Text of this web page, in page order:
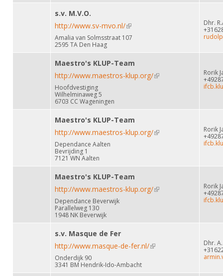
s.v. M.V.O.
http://www.sv-mvo.nl/(link is external)
Amalia van Solmsstraat 107
2595 TA Den Haag
Dhr.
Maestro's KLUP-Team
http://www.maestros-klup.org/(link is external)
Hoofdvestiging
Wilhelminaweg 5
6703 CC Wageningen
Rorik
Maestro's KLUP-Team
http://www.maestros-klup.org/(link is external)
Dependance Aalten
Bevrijding 1
7121 WN Aalten
Rorik
Maestro's KLUP-Team
http://www.maestros-klup.org/(link is external)
Dependance Beverwijk
Parallelweg 130
1948 NK Beverwijk
Rorik
s.v. Masque de Fer
http://www.masque-de-fer.nl/(link is external)
Onderdijk 90
3341 BM Hendrik-Ido-Ambacht
Dhr.